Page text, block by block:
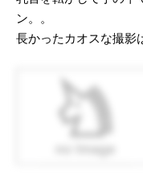
ン。。
長かったカオスな撮影